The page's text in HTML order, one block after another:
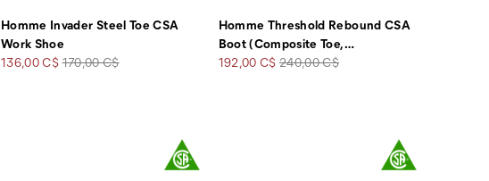
Homme Invader Steel Toe CSA
Work Shoe
Prix
136,00 C$Prix
170,00 C$
Homme Threshold Rebound CSA
Boot (Composite Toe,…
Prix
192,00 C$ Prix
240,00 C$